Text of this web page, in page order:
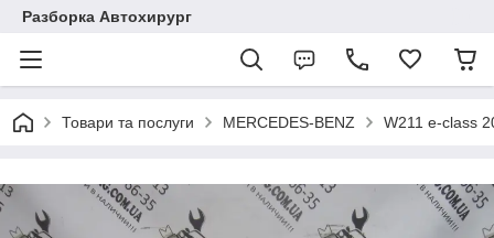
Разборка Автохирург
Товари та послуги MERCEDES-BENZ W211 e-class